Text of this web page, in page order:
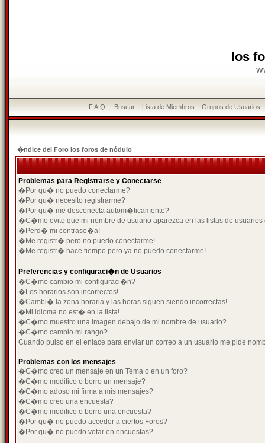
los
F.A.Q. Buscar Lista de Miembros Grupos de Usuarios
�ndice del Foro los foros de nódulo
Problemas para Registrarse y Conectarse
�Por qu� no puedo conectarme?
�Por qu� necesito registrarme?
�Por qu� me desconecta autom�ticamente?
�C�mo evito que mi nombre de usuario aparezca en las listas de usuarios
�Perd� mi contrase�a!
�Me registr� pero no puedo conectarme!
�Me registr� hace tiempo pero ya no puedo conectarme!
Preferencias y configuraci�n de Usuarios
�C�mo cambio mi configuraci�n?
�Los horarios son incorrectos!
�Cambi� la zona horaria y las horas siguen siendo incorrectas!
�Mi idioma no est� en la lista!
�C�mo muestro una imagen debajo de mi nombre de usuario?
�C�mo cambio mi rango?
Cuando pulso en el enlace para enviar un correo a un usuario me pide
Problemas con los mensajes
�C�mo creo un mensaje en un Tema o en un foro?
�C�mo modifico o borro un mensaje?
�C�mo adoso mi firma a mis mensajes?
�C�mo creo una encuesta?
�C�mo modifico o borro una encuesta?
�Por qu� no puedo acceder a ciertos Foros?
�Por qu� no puedo votar en encuestas?